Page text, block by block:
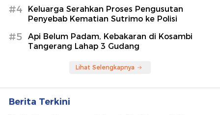
#4
Keluarga Serahkan Proses Pengusutan
Penyebab Kematian Sutrimo ke Polisi
#5
Api Belum Padam, Kebakaran di Kosambi
Tangerang Lahap 3 Gudang
Lihat Selengkapnya
Berita Terkini